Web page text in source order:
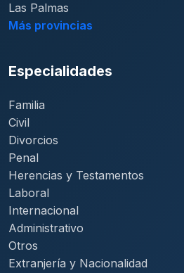
Las Palmas
Más provincias
Especialidades
Familia
Civil
Divorcios
Penal
Herencias y Testamentos
Laboral
Internacional
Administrativo
Otros
Extranjería y Nacionalidad